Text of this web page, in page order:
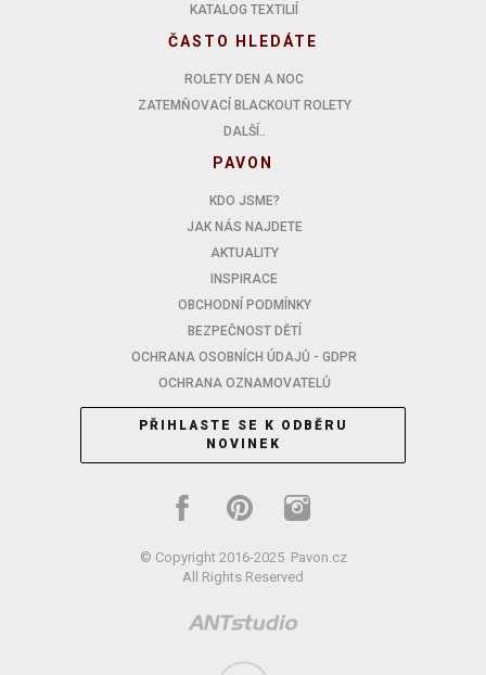
KATALOG TEXTILIÍ
ČASTO HLEDÁTE
ROLETY DEN A NOC
ZATEMŇOVACÍ BLACKOUT ROLETY
DALŠÍ..
PAVON
KDO JSME?
JAK NÁS NAJDETE
AKTUALITY
INSPIRACE
OBCHODNÍ PODMÍNKY
BEZPEČNOST DĚTÍ
OCHRANA OSOBNÍCH ÚDAJŮ - GDPR
OCHRANA OZNAMOVATELŮ
PŘIHLASTE SE K ODBĚRU
NOVINEK
© Copyright 2016-2025 Pavon.cz
All Rights Reserved